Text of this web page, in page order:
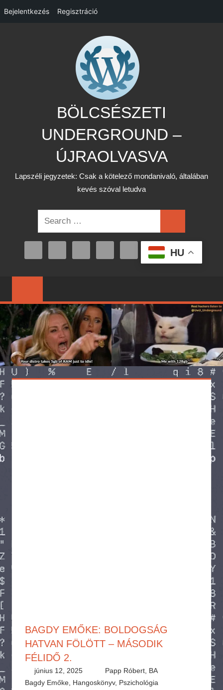
Bejelentkezés Regisztráció
BÖLCSÉSZETI
UNDERGROUND –
ÚJRAOLVASVA
Lapszéli jegyzetek: Csak a kötelező mondanivaló, általában
kevés szóval letudva
Search
for:
HU
BAGDY EMŐKE: BOLDOGSÁG
HATVAN FÖLÖTT – MÁSODIK
FÉLIDŐ 2.
június 12, 2025
Papp Róbert, BA
Bagdy Emőke, Hangoskönyv, Pszichológia